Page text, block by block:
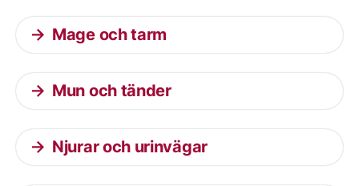
Mage och tarm
Mun och tänder
Njurar och urinvägar